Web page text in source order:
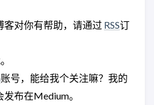
客对你有帮助，请通过 RSS订
账号，能给我个关注嘛？我的
布在Medium。